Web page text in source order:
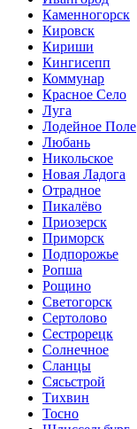
Каменногорск
Кировск
Кириши
Кингисепп
Коммунар
Красное Село
Луга
Лодейное Поле
Любань
Никольское
Новая Ладога
Отрадное
Пикалёво
Приозерск
Приморск
Подпорожье
Ропша
Рощино
Светогорск
Сертолово
Сестрорецк
Солнечное
Сланцы
Сясьстрой
Тихвин
Тосно